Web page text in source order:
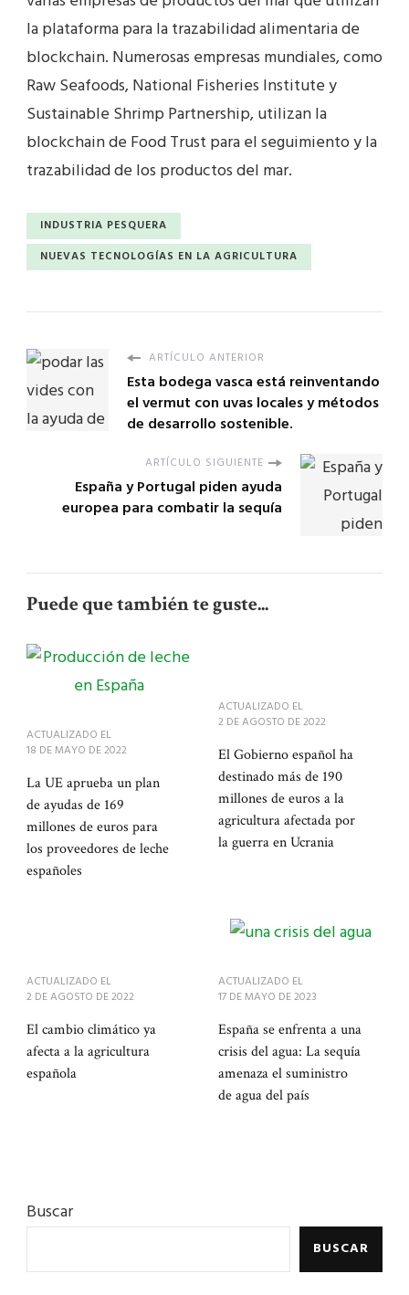
la plataforma para la trazabilidad alimentaria de
blockchain. Numerosas empresas mundiales, como
Raw Seafoods, National Fisheries Institute y
Sustainable Shrimp Partnership, utilizan la
blockchain de Food Trust para el seguimiento y la
trazabilidad de los productos del mar.
INDUSTRIA PESQUERA
NUEVAS TECNOLOGÍAS EN LA AGRICULTURA
ARTÍCULO ANTERIOR
Esta bodega vasca está reinventando
el vermut con uvas locales y métodos
de desarrollo sostenible.
ARTÍCULO SIGUIENTE
España y Portugal piden ayuda
europea para combatir la sequía
Puede que también te guste...
ACTUALIZADO EL
18 DE MAYO DE 2022
La UE aprueba un plan
de ayudas de 169
millones de euros para
los proveedores de leche
españoles
ACTUALIZADO EL
2 DE AGOSTO DE 2022
El Gobierno español ha
destinado más de 190
millones de euros a la
agricultura afectada por
la guerra en Ucrania
ACTUALIZADO EL
2 DE AGOSTO DE 2022
El cambio climático ya
afecta a la agricultura
española
ACTUALIZADO EL
17 DE MAYO DE 2023
España se enfrenta a una
crisis del agua: La sequía
amenaza el suministro
de agua del país
Buscar
BUSCAR